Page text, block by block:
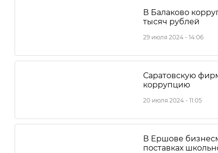
В Балаково
тысяч рублей
29 июля 2024 - 14:06
Саратовскую
коррупцию
20 июля 2024 - 11:05
В Ершове
поставках